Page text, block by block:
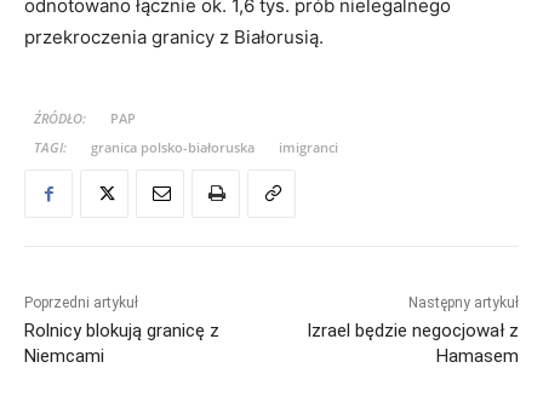
odnotowano łącznie ok. 1,6 tys. prób nielegalnego
przekroczenia granicy z Białorusią.
ŹRÓDŁO:
PAP
TAGI:
granica polsko-białoruska imigranci
Poprzedni artykuł
Rolnicy blokują granicę z
Niemcami
Następny artykuł
Izrael będzie negocjował z
Hamasem